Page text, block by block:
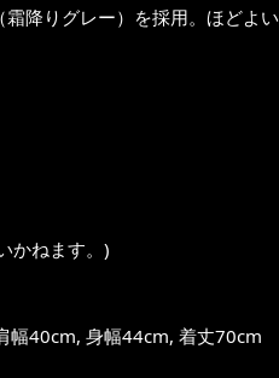
降りグレー）を採用。ほどよ
かねます。)
幅40cm, 身幅44cm, 着丈70cm